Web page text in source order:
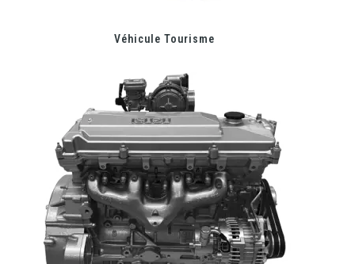
Véhicule Tourisme